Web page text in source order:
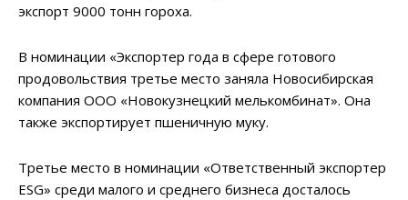
экспорт 9000 тонн гороха.
В номинации «Экспортер года в сфере готового
продовольствия третье место заняла Новосибирская
компания ООО «Новокузнецкий мелькомбинат». Она
также экспортирует пшеничную муку.
Третье место в номинации «Ответственный экспортер
ESG» среди малого и среднего бизнеса досталось